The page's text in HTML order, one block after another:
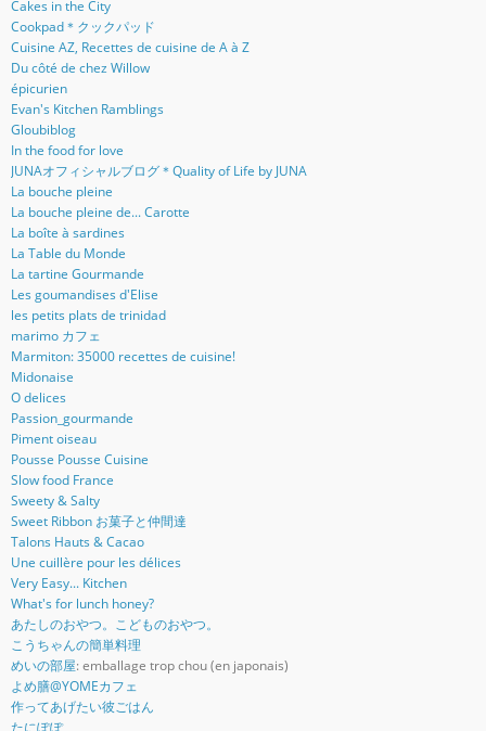
Cakes in the City
Cookpad＊クックパッド
Cuisine AZ, Recettes de cuisine de A à Z
Du côté de chez Willow
épicurien
Evan's Kitchen Ramblings
Gloubiblog
In the food for love
JUNAオフィシャルブログ＊Quality of Life by JUNA
La bouche pleine
La bouche pleine de... Carotte
La boîte à sardines
La Table du Monde
La tartine Gourmande
Les goumandises d'Elise
les petits plats de trinidad
marimo カフェ
Marmiton: 35000 recettes de cuisine!
Midonaise
O delices
Passion_gourmande
Piment oiseau
Pousse Pousse Cuisine
Slow food France
Sweety & Salty
Sweet Ribbon お菓子と仲間達
Talons Hauts & Cacao
Une cuillère pour les délices
Very Easy... Kitchen
What's for lunch honey?
あたしのおやつ。こどものおやつ。
こうちゃんの簡単料理
めいの部屋: emballage trop chou (en japonais)
よめ膳@YOMEカフェ
作ってあげたい彼ごはん
たにぽぽ